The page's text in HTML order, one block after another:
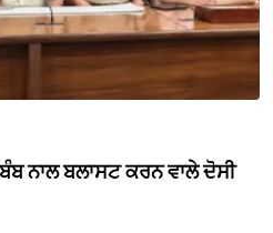
ਨਾਲ ਬਲਾਸਟ ਕਰਨ ਵਾਲੇ ਦੋਸੀ